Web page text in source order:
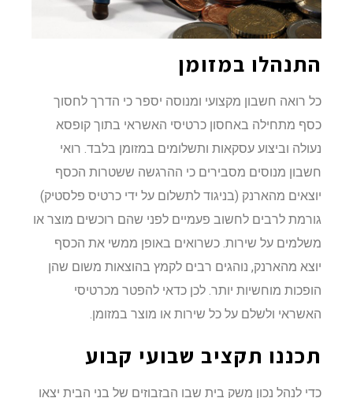
התנהלו במזומן
כל רואה חשבון מקצועי ומנוסה יספר כי הדרך לחסוך
כסף מתחילה באחסון כרטיסי האשראי בתוך קופסא
נעולה וביצוע עסקאות ותשלומים במזומן בלבד. רואי
חשבון מנוסים מסבירים כי ההרגשה ששטרות הכסף
יוצאים מהארנק (בניגוד לתשלום על ידי כרטיס פלסטיק)
גורמת לרבים לחשוב פעמיים לפני שהם רוכשים מוצר או
משלמים על שירות. כשרואים באופן ממשי את הכסף
יוצא מהארנק, נוהגים רבים לקמץ בהוצאות משום שהן
הופכות מוחשיות יותר. לכן כדאי להפטר מכרטיסי
האשראי ולשלם על כל שירות או מוצר במזומן.
תכננו תקציב שבועי קבוע
כדי לנהל נכון משק בית שבו הבזבוזים של בני הבית יצאו